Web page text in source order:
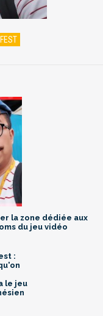
la zone dédiée aux
du jeu vidéo
:
le jeu